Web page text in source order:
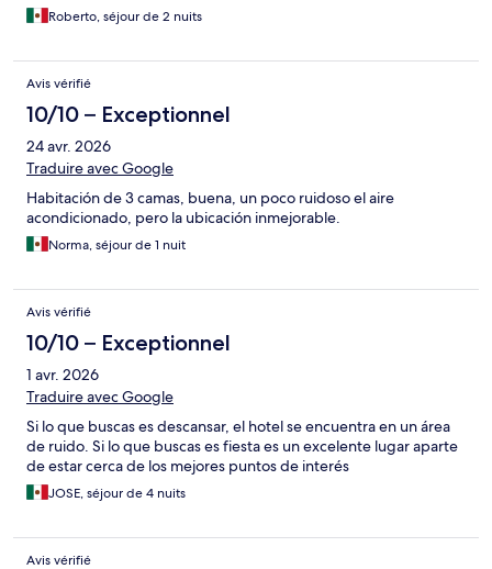
Roberto, séjour de 2 nuits
Avis vérifié
10/10 – Exceptionnel
24 avr. 2026
Traduire avec Google
Habitación de 3 camas, buena, un poco ruidoso el aire
acondicionado, pero la ubicación inmejorable.
Norma, séjour de 1 nuit
Avis vérifié
10/10 – Exceptionnel
1 avr. 2026
Traduire avec Google
Si lo que buscas es descansar, el hotel se encuentra en un área
de ruido. Si lo que buscas es fiesta es un excelente lugar aparte
de estar cerca de los mejores puntos de interés
JOSE, séjour de 4 nuits
Avis vérifié